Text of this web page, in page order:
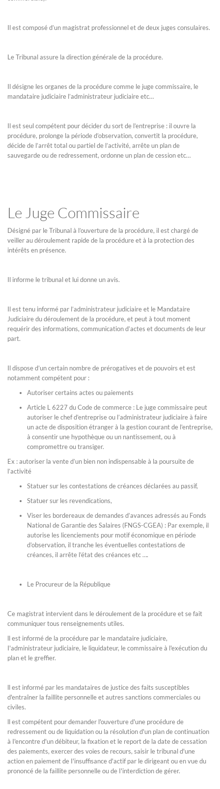
Il est composé d’un magistrat professionnel et de deux juges consulaires.
Le Tribunal assure la direction générale de la procédure.
Il désigne les organes de la procédure comme le juge commissaire, le
mandataire judiciaire l’administrateur judiciaire etc…
Il est seul compétent pour décider du sort de l’entreprise : il ouvre la
procédure, prolonge la période d’observation, convertit la procédure,
décide de l’arrêt total ou partiel de l’activité, arrête un plan de
sauvegarde ou de redressement, ordonne un plan de cession etc…
Le Juge Commissaire
Désigné par le Tribunal à l’ouverture de la procédure, il est chargé de
veiller au déroulement rapide de la procédure et à la protection des
intérêts en présence.
Il informe le tribunal et lui donne un avis.
Il est tenu informé par l’administrateur judiciaire et le Mandataire
Judiciaire du déroulement de la procédure, et peut à tout moment
requérir des informations, communication d’actes et documents de leur
part.
Il dispose d’un certain nombre de prérogatives et de pouvoirs et est
notamment compétent pour :
Autoriser certains actes ou paiements
Article L 6227 du Code de commerce : Le juge commissaire peut
autoriser le chef d’entreprise ou l’administrateur judiciaire à faire
un acte de disposition étranger à la gestion courant de l’entreprise,
à consentir une hypothèque ou un nantissement, ou à
compromettre ou transiger.
Ex : autoriser la vente d’un bien non indispensable à la poursuite de
l’activité
Statuer sur les contestations de créances déclarées au passif,
Statuer sur les revendications,
Viser les bordereaux de demandes d’avances adressés au Fonds
National de Garantie des Salaires (FNGS-CGEA) : Par exemple, il
autorise les licenciements pour motif économique en période
d’observation, il tranche les éventuelles contestations de
créances, il arrête l’état des créances etc ….
Le Procureur de la République
Ce magistrat intervient dans le déroulement de la procédure et se fait
communiquer tous renseignements utiles.
ll est informé de la procédure par le mandataire judiciaire,
I'administrateur judiciaire, le liquidateur, le commissaire à l'exécution du
plan et le greffier.
ll est informé par les mandataires de justice des faits susceptibles
d'entraîner la faillite personnelle et autres sanctions commerciales ou
civiles.
ll est compétent pour demander l'ouverture d'une procédure de
redressement ou de liquidation ou la résolution d'un plan de continuation
à I'encontre d'un débiteur, la fixation et le report de la date de cessation
des paiements, exercer des voies de recours, saisir le tribunal d'une
action en paiement de I'insuffisance d'actif par le dirigeant ou en vue du
prononcé de la faillite personnelle ou de I'interdiction de gérer.